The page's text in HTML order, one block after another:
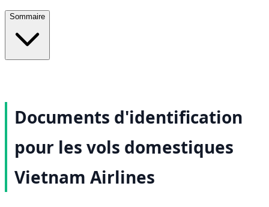
Sommaire
Documents d'identification
pour les vols domestiques
Vietnam Airlines